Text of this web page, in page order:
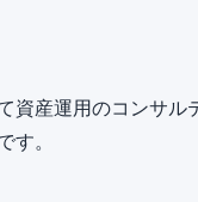
資産運用のコンサ
す。